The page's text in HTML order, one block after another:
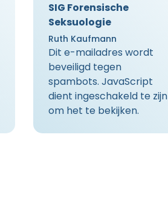
SIG Forensische
Seksuologie
Ruth Kaufmann
Dit e-mailadres wordt
beveiligd tegen
spambots. JavaScript
dient ingeschakeld te zijn
om het te bekijken.